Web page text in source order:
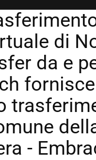
di
da e
-